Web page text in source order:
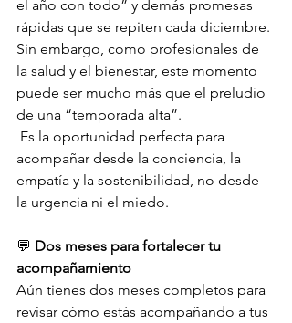
el año con todo” y demás promesas
rápidas que se repiten cada diciembre.
Sin embargo, como profesionales de
la salud y el bienestar, este momento
puede ser mucho más que el preludio
de una “temporada alta”.
acompañar desde la conciencia, la
empatía y la sostenibilidad, no desde
la urgencia ni el miedo.
💬 Dos meses para fortalecer tu
acompañamiento
Aún tienes dos meses completos para
revisar cómo estás acompañando a tus